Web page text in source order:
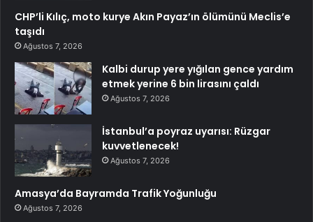
CHP’li Kılıç, moto kurye Akın Payaz’ın ölümünü Meclis’e
taşıdı
Ağustos 7, 2026
Kalbi durup yere yığılan gence yardım
etmek yerine 6 bin lirasını çaldı
Ağustos 7, 2026
İstanbul’a poyraz uyarısı: Rüzgar
kuvvetlenecek!
Ağustos 7, 2026
Amasya’da Bayramda Trafik Yoğunluğu
Ağustos 7, 2026